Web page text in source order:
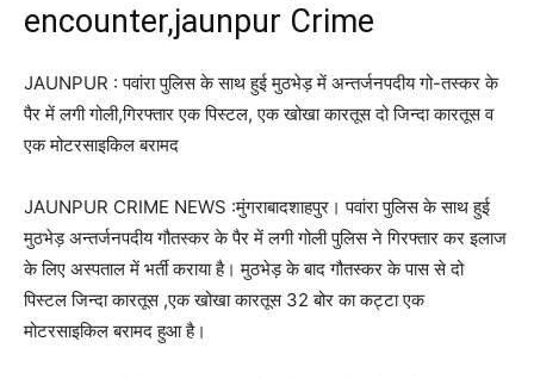
encounter,jaunpur Crime
JAUNPUR : पवांरा पुलिस के साथ हुई मुठभेड़ में अन्तर्जनपदीय गो-तस्कर के
पैर में लगी गोली,गिरफ्तार एक पिस्टल, एक खोखा कारतूस दो जिन्दा कारतूस व
एक मोटरसाइकिल बरामद
JAUNPUR CRIME NEWS :मुंगराबादशाहपुर। पवांरा पुलिस के साथ हुई
मुठभेड़ अन्तर्जनपदीय गौतस्कर के पैर में लगी गोली पुलिस ने गिरफ्तार कर इलाज
के लिए अस्पताल में भर्ती कराया है। मुठभेड़ के बाद गौतस्कर के पास से दो
पिस्टल जिन्दा कारतूस ,एक खोखा कारतूस 32 बोर का कट्टा एक
मोटरसाइकिल बरामद हुआ है।